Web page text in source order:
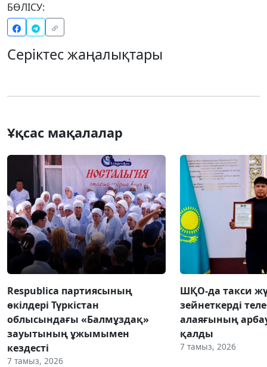
БӨЛІСУ:
Серіктес жаңалықтары
Ұқсас мақалалар
Respublica партиясының
өкілдері Түркістан
облысындағы «Балмұздақ»
зауытының ұжымымен
кездесті
7 тамыз, 2026
ШҚО-да такси
зейнеткерді
алаяғының
қалды
7 тамыз, 2026